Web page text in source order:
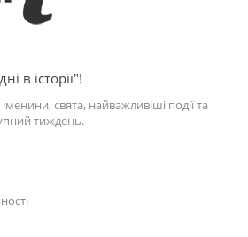
в історії"!
свята, найважливіші події та
тиждень.